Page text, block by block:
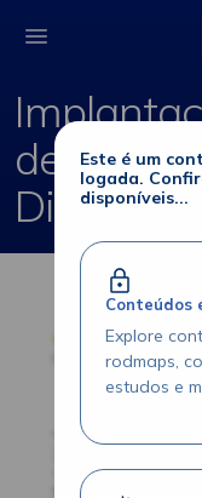
de Oferta
Direito de
Este é um
logada.
disponíveis...
Conteúdos
Explore
rodmaps,
estudos e